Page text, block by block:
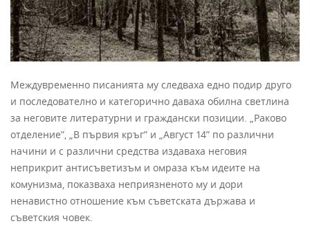
Междувременно писанията му следваха едно подир друго
и последователно и категорично даваха обилна светлина
за неговите литературни и граждански позиции. „Раково
отделение”, „В първия кръг” и „Август 14” по различни
начини и с различни средства издаваха неговия
неприкрит антисъветизъм и омраза към идеите на
комунизма, показваха неприязненото му и дори
ненавистно отношение към съветската държава и
съветския човек.